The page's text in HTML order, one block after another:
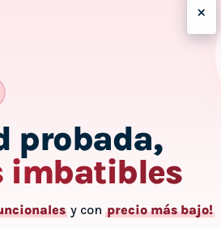
×
probada,
imbatibles
y con precio más bajo!